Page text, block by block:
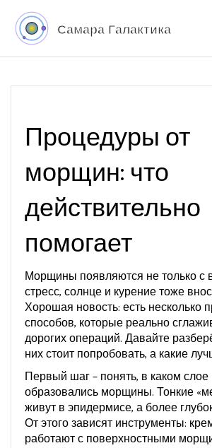
Процедуры от
морщин: что
действительно
помогает
Морщины появляются не только с
стресс, солнце и курение тоже
Хорошая новость: есть несколько
способов, которые реально
дорогих операций. Давайте
них стоит попробовать, а какие
Первый шаг – понять, в каком
образовались морщины. Тонкие
живут в эпидермисе, а более
От этого зависят инструменты:
работают с поверхностными